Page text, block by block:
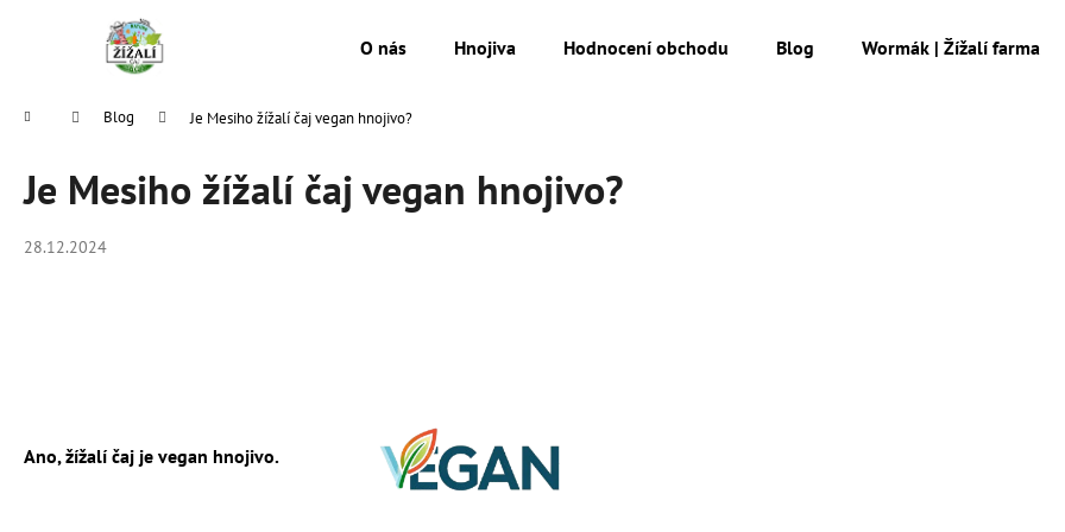
O nás Hnojiva Hodnocení obchodu Blog Wormák | Žížalí farma
Domů Blog Je Mesiho žížalí čaj vegan hnojivo?
Je Mesiho žížalí čaj vegan hnojivo?
28.12.2024
Ano, žížalí čaj je vegan hnojivo.
Zpět
Zpět